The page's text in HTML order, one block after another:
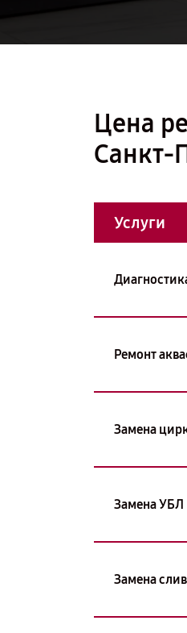
Цена
Санкт-
Услуги
Ремонт
Замена
Замена УБЛ
Замена